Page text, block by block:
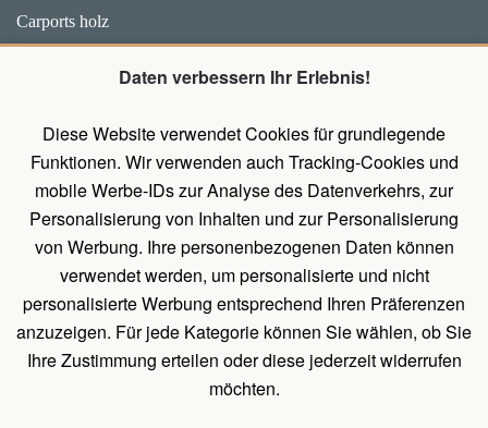
Daten verbessern Ihr Erlebnis!
Diese Website verwendet Cookies für grundlegende
Funktionen. Wir verwenden auch Tracking-Cookies und
mobile Werbe-IDs zur Analyse des Datenverkehrs, zur
Personalisierung von Inhalten und zur Personalisierung
von Werbung. Ihre personenbezogenen Daten können
verwendet werden, um personalisierte und nicht
personalisierte Werbung entsprechend Ihren Präferenzen
anzuzeigen. Für jede Kategorie können Sie wählen, ob Sie
Ihre Zustimmung erteilen oder diese jederzeit widerrufen
möchten.
Carports holz
Pavillons mit Wänden
UNTERLAGEN
Belehrung über das Widerrufsrecht
Allgemeines Verfahren zum Erstellen einer Bestellung
Natürliche Holzeigenschaften